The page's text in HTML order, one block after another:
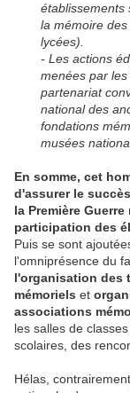
établissements
la mémoire
lycées).
- Les actions
menées par
partenariat
national des
fondations
musées
En somme, cet
d'assurer le
la Première
participation des
Puis se sont
l'omniprésence du
l'organisation des
mémoriels et
associations
les salles de
scolaires, des
Hélas,